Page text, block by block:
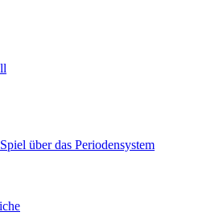
über das Periodensystem